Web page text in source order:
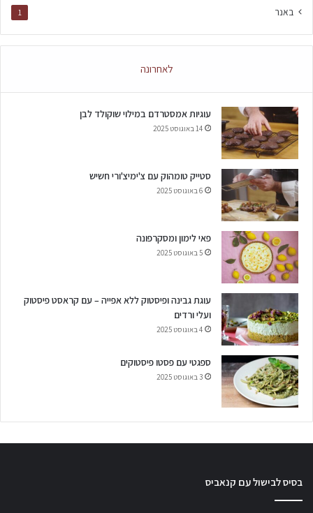
באנר 1
לאחרונה
עוגיות אמסטרדם במילוי שוקולד לבן
14 באוגוסט 2025
סטייק טומהוק עם צ'ימיצ'ורי חשיש
6 באוגוסט 2025
פאי לימון ומסקרפונה
5 באוגוסט 2025
עוגת גבינה ופיסטוק ללא אפייה – עם קראסט פיסטוק
ועלי ורדים
4 באוגוסט 2025
ספגטי עם פסטו פיסטוקים
3 באוגוסט 2025
בסיס לבישול עם קנאביס